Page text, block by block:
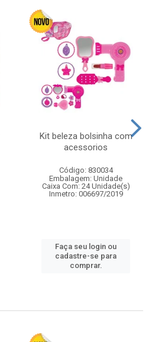
Kit beleza bolsinha com
acessorios
Código: 830034
Embalagem: Unidade
Caixa Com: 24 Unidade(s)
Inmetro: 006697/2019
Faça seu login ou
cadastre-se para
comprar.